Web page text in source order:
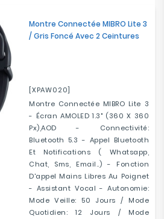
Montre Connectée MIBRO Lite 3
/ Gris Foncé Avec 2 Ceintures
[XPAW020]
Montre Connectée MIBRO Lite 3
- Écran AMOLED 1.3" (360 X 360
Px),AOD - Connectivité:
Bluetooth 5.3 - Appel Bluetooth
Et Notifications ( Whatsapp,
Chat, Sms, Email..) - Fonction
D'appel Mains Libres Au Poignet
- Assistant Vocal - Autonomie:
Mode Veille: 50 Jours / Mode
Quotidien: 12 Jours / Mode